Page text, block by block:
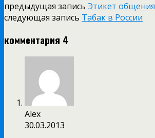
предыдущая запись Этикет общения
следующая запись Табак в России
комментария 4
Alex
30.03.2013